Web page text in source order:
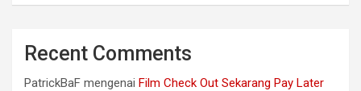
Recent Comments
PatrickBaF mengenai Film Check Out Sekarang Pay Later